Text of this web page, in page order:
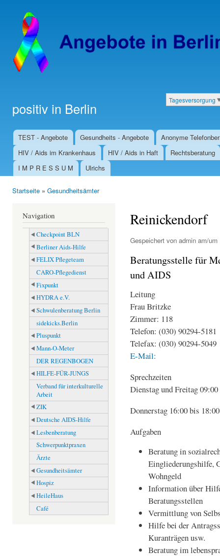
positiv in Berlin Kategorien
Tagesversorgung
Hauptmenü
TEST - Angebote Gesundheits - Angebote
Anonyme
HIV / Aids im Krankenhaus
HIV / Aids in Haft
Rechtsberatung
I M P R E S S U M
Ulrichs
Startseite » Gesundheitsämter
Navigation
Checkpoint BLN
Berliner Aids-Hilfe
FELIX Pflegeteam
CARO-Pflegedienst
Fixpunkt
HYDRA e.V.
Schwulenberatung Berlin
sidekicks.Berlin
Pluspunkt
Mann-O-Meter
DER REGENBOGEN
HILFE-FÜR-JUNGS
Verband für interkulturelle
Arbeit
ZIK
Deutsche AIDS-Hilfe
Lesbenberatung
Schwerpunktpraxen
Ärzte
Gesundheitsämter
Hospiz
HeileHaus
Café
Reinickendorf
Gespeichert von admin am/um
Beratungsstelle für
und AIDS
Leitung
Frau Britzke
Zimmer: 118
Telefon: (030) 90294-5181
Telefax: (030) 90294-5049
E-Mail:
Sprechzeiten
Dienstag und Freitag
Donnerstag 16:00 bis
Aufgaben
Beratung in
Eingliederungshilfe,
Wohngeld
Information über
Beratungsstellen
Vermittlung von
Hilfe bei der
Kuranträgen usw.
Beratung im